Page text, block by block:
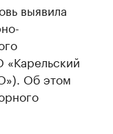
выявила
«Карельский
Об этом